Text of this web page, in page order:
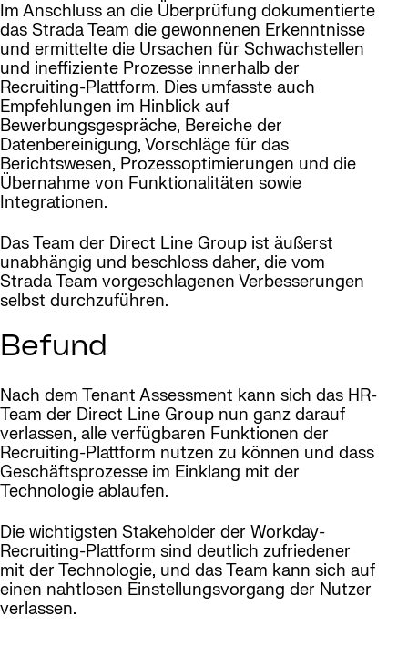
Im Anschluss an die Überprüfung dokumentierte
das Strada Team die gewonnenen Erkenntnisse
und ermittelte die Ursachen für Schwachstellen
und ineffiziente Prozesse innerhalb der
Recruiting-Plattform. Dies umfasste auch
Empfehlungen im Hinblick auf
Bewerbungsgespräche, Bereiche der
Datenbereinigung, Vorschläge für das
Berichtswesen, Prozessoptimierungen und die
Übernahme von Funktionalitäten sowie
Integrationen.
Das Team der Direct Line Group ist äußerst
unabhängig und beschloss daher, die vom
Strada Team vorgeschlagenen Verbesserungen
selbst durchzuführen.
Befund
Nach dem Tenant Assessment kann sich das HR-
Team der Direct Line Group nun ganz darauf
verlassen, alle verfügbaren Funktionen der
Recruiting-Plattform nutzen zu können und dass
Geschäftsprozesse im Einklang mit der
Technologie ablaufen.
Die wichtigsten Stakeholder der Workday-
Recruiting-Plattform sind deutlich zufriedener
mit der Technologie, und das Team kann sich auf
einen nahtlosen Einstellungsvorgang der Nutzer
verlassen.